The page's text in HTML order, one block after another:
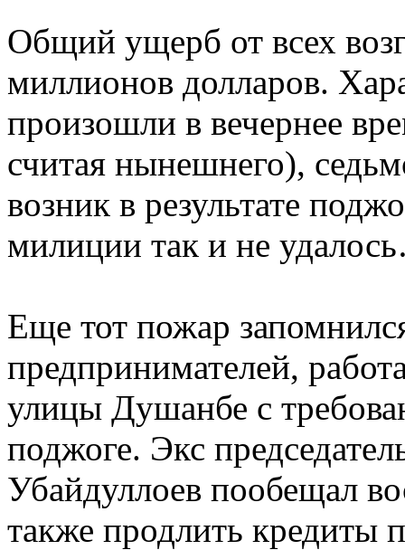
Общий ущерб от всех
миллионов долларов.
произошли в вечернее
считая нынешнего),
возник в результате
милиции так и не
Еще тот пожар
предпринимателей,
улицы Душанбе с
поджоге. Экс
Убайдуллоев пообещал
также продлить кредиты